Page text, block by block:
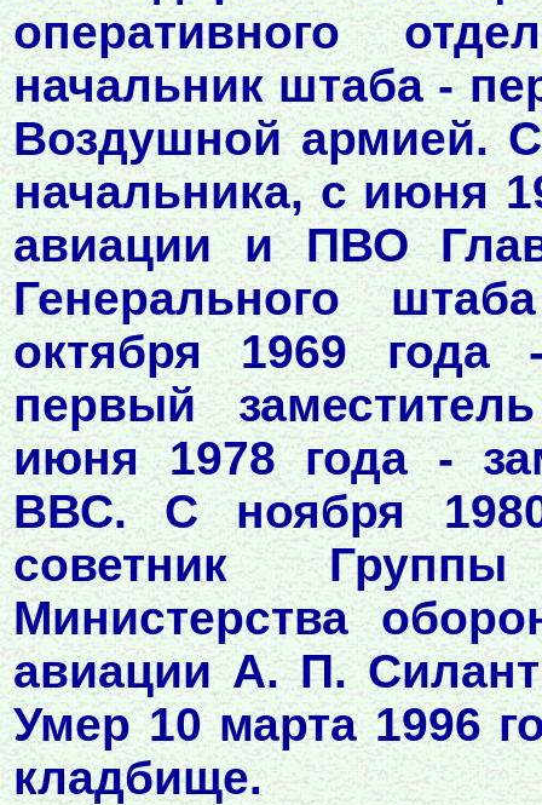
оперативного
начальник штаба -
Воздушной армией. С
начальника, с июня
авиации и ПВО
Генерального
октября 1969 года
первый
июня 1978 года -
ВВС. С ноября
советник
Министерства
авиации А. П.
Умер 10 марта 1996
кладбище.